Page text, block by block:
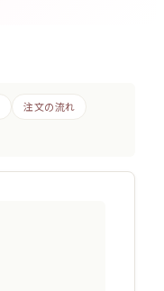
注文の流れ